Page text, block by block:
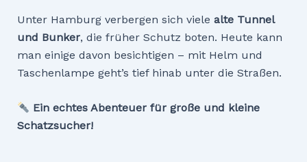
Unter Hamburg verbergen sich viele alte Tunnel
und Bunker, die früher Schutz boten. Heute kann
man einige davon besichtigen – mit Helm und
Taschenlampe geht’s tief hinab unter die Straßen.
Ein echtes Abenteuer für große und kleine
Schatzsucher!